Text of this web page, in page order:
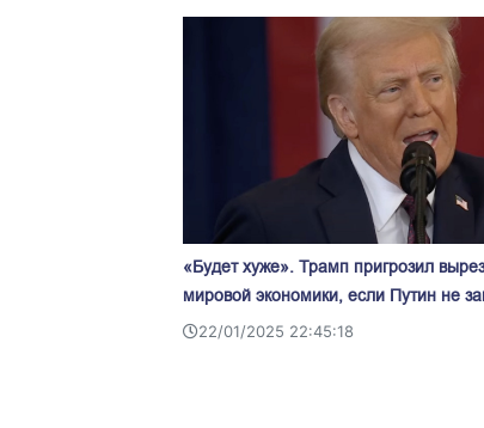
«Будет хуже». Трамп пригрозил
мировой экономики, если Путин не
22/01/2025 22:45:18